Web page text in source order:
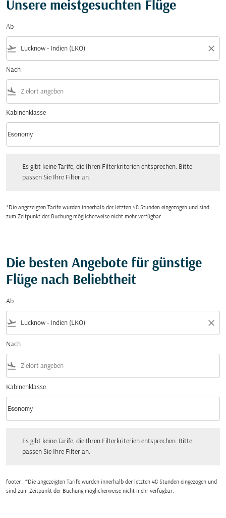
Unsere meistgesuchten Flüge
Ab
flight_takeoff close
Nach
flight_land
Kabinenklasse
Kabinenklasse option Economy Selected
Economy
keyboard_arrow_down
Es gibt keine Tarife, die Ihren Filterkriterien entsprechen. Bitte
passen Sie Ihre Filter an.
*Die angezeigten Tarife wurden innerhalb der letzten 48 Stunden eingezogen und sind
zum Zeitpunkt der Buchung möglicherweise nicht mehr verfügbar.
Die besten Angebote für günstige
Flüge nach Beliebtheit
Ab
flight_takeoff close
Nach
flight_land
Kabinenklasse
Kabinenklasse option Economy Selected
Economy
keyboard_arrow_down
Es gibt keine Tarife, die Ihren Filterkriterien entsprechen. Bitte
passen Sie Ihre Filter an.
footer : *Die angezeigten Tarife wurden innerhalb der letzten 48 Stunden eingezogen und
sind zum Zeitpunkt der Buchung möglicherweise nicht mehr verfügbar.